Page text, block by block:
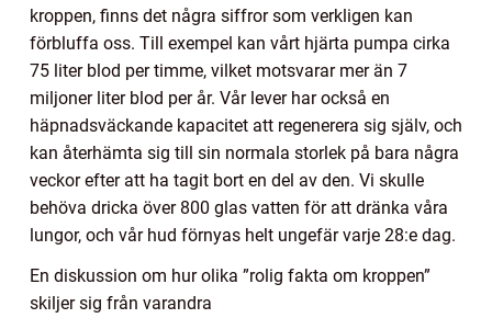
kroppen, finns det några siffror som verkligen kan
förbluffa oss. Till exempel kan vårt hjärta pumpa cirka
75 liter blod per timme, vilket motsvarar mer än 7
miljoner liter blod per år. Vår lever har också en
häpnadsväckande kapacitet att regenerera sig själv, och
kan återhämta sig till sin normala storlek på bara några
veckor efter att ha tagit bort en del av den. Vi skulle
behöva dricka över 800 glas vatten för att dränka våra
lungor, och vår hud förnyas helt ungefär varje 28:e dag.
En diskussion om hur olika ”rolig fakta om kroppen”
skiljer sig från varandra